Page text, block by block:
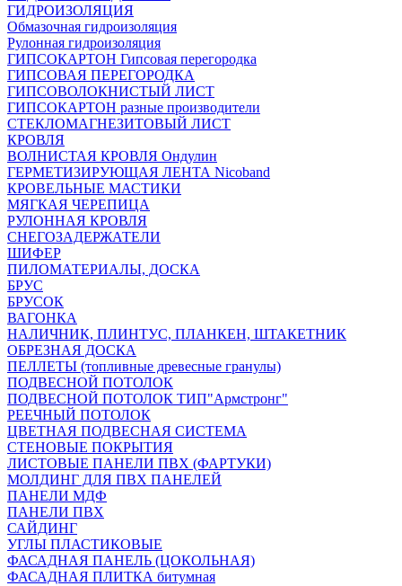
ГИДРОИЗОЛЯЦИЯ
Обмазочная гидроизоляция
Рулонная гидроизоляция
ГИПСОКАРТОН Гипсовая перегородка
ГИПСОВАЯ ПЕРЕГОРОДКА
ГИПСОВОЛОКНИСТЫЙ ЛИСТ
ГИПСОКАРТОН разные производители
СТЕКЛОМАГНЕЗИТОВЫЙ ЛИСТ
КРОВЛЯ
ВОЛНИСТАЯ КРОВЛЯ Ондулин
ГЕРМЕТИЗИРУЮЩАЯ ЛЕНТА Nicoband
КРОВЕЛЬНЫЕ МАСТИКИ
МЯГКАЯ ЧЕРЕПИЦА
РУЛОННАЯ КРОВЛЯ
СНЕГОЗАДЕРЖАТЕЛИ
ШИФЕР
ПИЛОМАТЕРИАЛЫ, ДОСКА
БРУС
БРУСОК
ВАГОНКА
НАЛИЧНИК, ПЛИНТУС, ПЛАНКЕН, ШТАКЕТНИК
ОБРЕЗНАЯ ДОСКА
ПЕЛЛЕТЫ (топливные древесные гранулы)
ПОДВЕСНОЙ ПОТОЛОК
ПОДВЕСНОЙ ПОТОЛОК ТИП"Армстронг"
РЕЕЧНЫЙ ПОТОЛОК
ЦВЕТНАЯ ПОДВЕСНАЯ СИСТЕМА
СТЕНОВЫЕ ПОКРЫТИЯ
ЛИСТОВЫЕ ПАНЕЛИ ПВХ (ФАРТУКИ)
МОЛДИНГ ДЛЯ ПВХ ПАНЕЛЕЙ
ПАНЕЛИ МДФ
ПАНЕЛИ ПВХ
САЙДИНГ
УГЛЫ ПЛАСТИКОВЫЕ
ФАСАДНАЯ ПАНЕЛЬ (ЦОКОЛЬНАЯ)
ФАСАДНАЯ ПЛИТКА битумная